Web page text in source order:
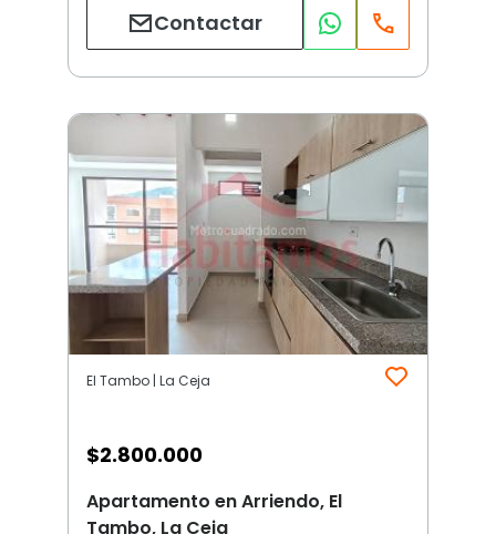
Contactar
El Tambo | La Ceja
$2.800.000
Apartamento en Arriendo, El
Tambo, La Ceja